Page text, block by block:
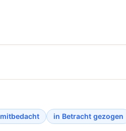
mitbedacht in Betracht gezogen